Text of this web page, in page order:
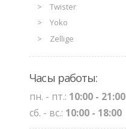
Twister
Yoko
Zellige
Часы работы:
пн. - пт.: 10:00 - 21:00
сб. - вс.: 10:00 - 18:00